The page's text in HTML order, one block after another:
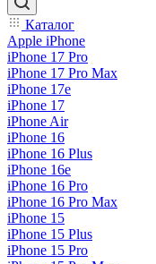
Каталог
Apple iPhone
iPhone 17 Pro
iPhone 17 Pro Max
iPhone 17e
iPhone 17
iPhone Air
iPhone 16
iPhone 16 Plus
iPhone 16e
iPhone 16 Pro
iPhone 16 Pro Max
iPhone 15
iPhone 15 Plus
iPhone 15 Pro